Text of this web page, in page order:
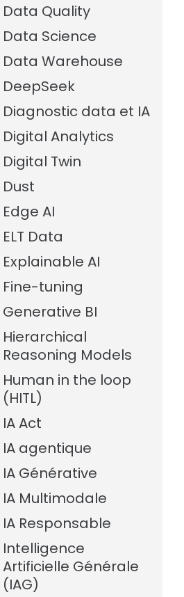
Data Quality
Data Science
Data Warehouse
DeepSeek
Diagnostic data et IA
Digital Analytics
Digital Twin
Dust
Edge AI
ELT Data
Explainable AI
Fine-tuning
Generative BI
Hierarchical
Reasoning Models
Human in the loop
(HITL)
IA Act
IA agentique
IA Générative
IA Multimodale
IA Responsable
Intelligence
Artificielle Générale
(IAG)